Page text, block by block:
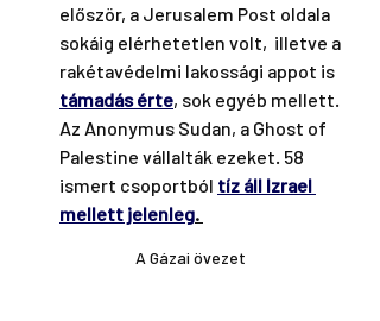
először, a Jerusalem Post oldala
sokáig elérhetetlen volt,  illetve a
rakétavédelmi lakossági appot is
támadás érte, sok egyéb mellett.
Az Anonymus Sudan, a Ghost of
Palestine vállalták ezeket. 58
ismert csoportból tíz áll Izrael
mellett jelenleg.
A Gázai övezet